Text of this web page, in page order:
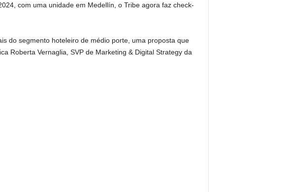
com uma unidade em Medellín, o Tribe agora faz check-
do segmento hoteleiro de médio porte, uma proposta que
Roberta Vernaglia, SVP de Marketing & Digital Strategy da